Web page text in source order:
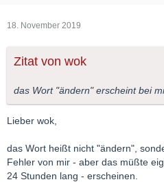
18. November 2019
Zitat von wok
das Wort "ändern" erscheint bei
Lieber wok,
das Wort heißt nicht "ändern",
Fehler von mir - aber das müßte
24 Stunden lang - erscheinen.